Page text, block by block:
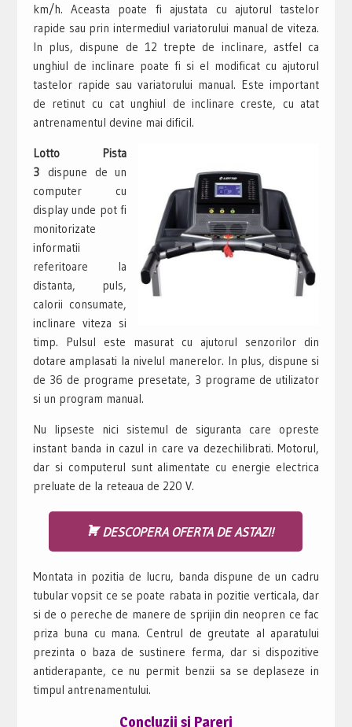
km/h. Aceasta poate fi ajustata cu ajutorul tastelor
rapide sau prin intermediul variatorului manual de viteza.
In plus, dispune de 12 trepte de inclinare, astfel ca
unghiul de inclinare poate fi si el modificat cu ajutorul
tastelor rapide sau variatorului manual. Este important
de retinut cu cat unghiul de inclinare creste, cu atat
antrenamentul devine mai dificil.
Lotto Pista
3dispune de un
computer cu
display unde pot fi
monitorizate
informatii
referitoare la
distanta, puls,
calorii consumate,
inclinare viteza si
timp. Pulsul este masurat cu ajutorul senzorilor din
dotare amplasati la nivelul manerelor. In plus, dispune si
de 36 de programe presetate, 3 programe de utilizator
si un program manual.
Nu lipseste nici sistemul de siguranta care opreste
instant banda in cazul in care va dezechilibrati. Motorul,
dar si computerul sunt alimentate cu energie electrica
preluate de la reteaua de 220 V.
DESCOPERA OFERTA DE ASTAZI!
Montata in pozitia de lucru, banda dispune de un cadru
tubular vopsit ce se poate rabata in pozitie verticala, dar
si de o pereche de manere de sprijin din neopren ce fac
priza buna cu mana. Centrul de greutate al aparatului
prezinta o baza de sustinere ferma, dar si dispozitive
antiderapante, ce nu permit benzii sa se deplaseze in
timpul antrenamentului.
Concluzii si Pareri